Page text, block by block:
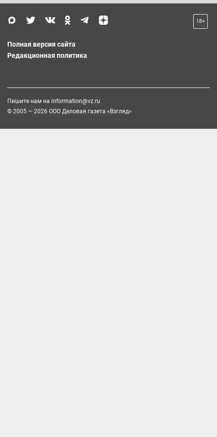
18+
Полная версия сайта
Редакционная политика
Пишите нам на information@vz.ru
© 2005 — 2026 ООО Деловая газета «Взгляд»